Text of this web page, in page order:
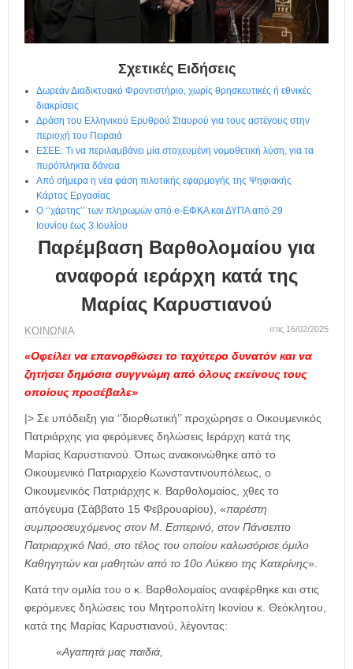
Σχετικές Ειδήσεις
Δωρεάν Διαδικτυακό Φροντιστήριο, χωρίς θρησκευτικές ή εθνικές
διακρίσεις
Δράση του Ελληνικού Ερυθρού Σταυρού για τους αστέγους στην
περιοχή του Πειραιά
ΕΣΕΕ: Τι να περιλαμβάνει μία στοχευμένη νομοθετική λύση, για τα
πυρόπληκτα δάνεια
Από σήμερα η νέα φάση πιλοτικής εφαρμογής της Ψηφιακής
Κάρτας Εργασίας
Ο ‘’χάρτης’’ των πληρωμών από e-ΕΦΚΑ και ΔΥΠΑ από 29
Ιουνίου έως 3 Ιουλίου
Παρέμβαση Βαρθολομαίου για
αναφορά ιεράρχη κατά της
Μαρίας Καρυστιανού
ΚΟΙΝΩΝΙΑ στις 16/02/2025
«Οφείλει να επανορθώσει το ταχύτερο δυνατόν και να
ζητήσει δημόσια συγγνώμη από όλους εκείνους τους
οποίους προσέβαλε»
|> Σε υπόδειξη για ‘’διορθωτική’’ προχώρησε ο Οικουμενικός
Πατριάρχης για φερόμενες δηλώσεις Ιεράρχη κατά της
Μαρίας Καρυστιανού. Όπως ανακοινώθηκε από το
Οικουμενικό Πατριαρχείο Κωνσταντινουπόλεως, ο
Οικουμενικός Πατριάρχης κ. Βαρθολομαίος, χθες το
απόγευμα (Σάββατο 15 Φεβρουαρίου), «παρέστη
συμπροσευχόμενος στον Μ. Εσπερινό, στον Πάνσεπτο
Πατριαρχικό Ναό, στο τέλος του οποίου καλωσόρισε όμιλο
Καθηγητών και μαθητών από το 10ο Λύκειο της Κατερίνης».
Κατά την ομιλία του ο κ. Βαρθολομαίος αναφέρθηκε και στις
φερόμενες δηλώσεις του Μητροπολίτη Ικονίου κ. Θεόκλητου,
κατά της Μαρίας Καρυστιανού, λέγοντας:
«Αγαπητά μας παιδιά,